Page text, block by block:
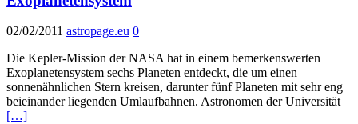
02/02/2011 astropage.eu 0
Die Kepler-Mission der NASA hat in einem bemerkenswerten
Exoplanetensystem sechs Planeten entdeckt, die um einen
sonnenähnlichen Stern kreisen, darunter fünf Planeten mit sehr eng
beieinander liegenden Umlaufbahnen. Astronomen der Universität
[…]